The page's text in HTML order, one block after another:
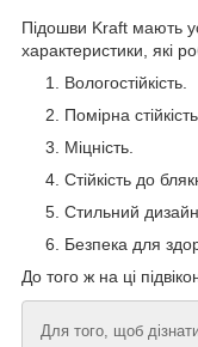
Підошви Kraft мають
характеристики, які
Вологостійкість.
Помірна
Міцність.
Стійкість до
Стильний
Безпека для
До того ж на ці
Для того, щоб